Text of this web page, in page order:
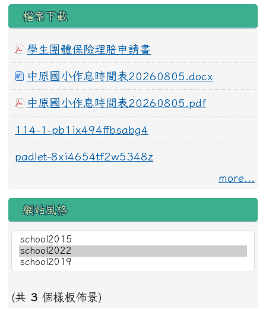
檔案下載
學生團體保險理賠申請書
中原國小作息時間表20260805.docx
中原國小作息時間表20260805.pdf
114-1-pb1ix494ffbsabg4
padlet-8xi4654tf2w5348z
more...
網站風格
(共 3 個樣板佈景)